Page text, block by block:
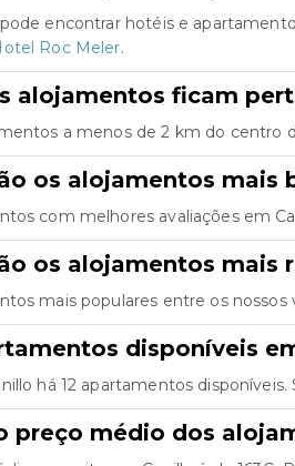
encontrar hotéis e
Roc Meler.
alojamentos ficam
a menos de 2 km do centro
os alojamentos mais
com melhores avaliações em
os alojamentos mais
mais populares entre os nossos
disponíveis
há 12 apartamentos
preço médio dos